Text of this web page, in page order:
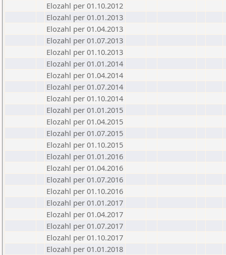
Elozahl per 01.10.2012
Elozahl per 01.01.2013
Elozahl per 01.04.2013
Elozahl per 01.07.2013
Elozahl per 01.10.2013
Elozahl per 01.01.2014
Elozahl per 01.04.2014
Elozahl per 01.07.2014
Elozahl per 01.10.2014
Elozahl per 01.01.2015
Elozahl per 01.04.2015
Elozahl per 01.07.2015
Elozahl per 01.10.2015
Elozahl per 01.01.2016
Elozahl per 01.04.2016
Elozahl per 01.07.2016
Elozahl per 01.10.2016
Elozahl per 01.01.2017
Elozahl per 01.04.2017
Elozahl per 01.07.2017
Elozahl per 01.10.2017
Elozahl per 01.01.2018